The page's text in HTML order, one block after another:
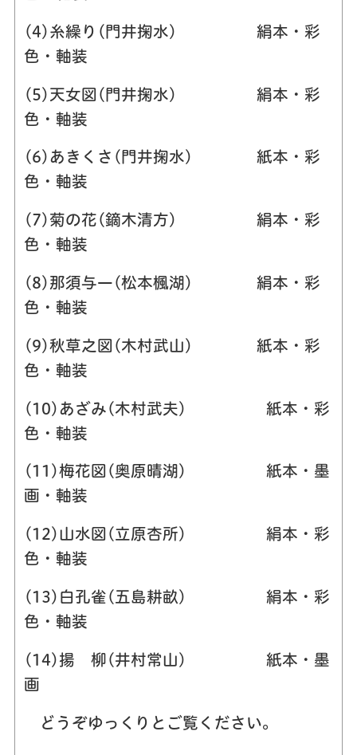
(4)糸繰り(門井掬水) 絹本・彩
色・軸装
(5)天女図(門井掬水) 絹本・彩
色・軸装
(6)あきくさ(門井掬水) 紙本・彩
色・軸装
(7)菊の花(鏑木清方) 絹本・彩
色・軸装
(8)那須与一(松本楓湖) 絹本・彩
色・軸装
(9)秋草之図(木村武山) 紙本・彩
色・軸装
(10)あざみ(木村武夫) 紙本・彩
色・軸装
(11)梅花図(奥原晴湖) 紙本・墨
画・軸装
(12)山水図(立原杏所) 絹本・彩
色・軸装
(13)白孔雀(五島耕畝) 絹本・彩
色・軸装
(14)揚 柳(井村常山) 紙本・墨
画
どうぞゆっくりとご覧ください。